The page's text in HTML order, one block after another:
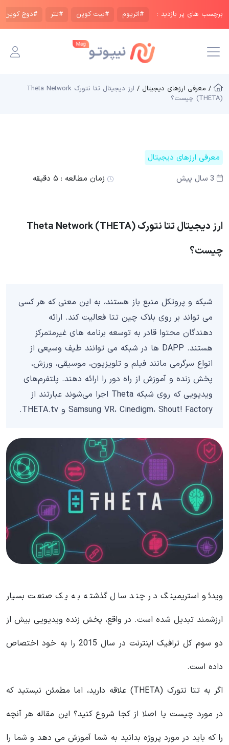
برچسب های پر بازدید : #اتریوم #بیت کوین #تتر #دوج کوین
/ معرفی ارزهای دیجیتال /
ارز دیجیتال تتا نتورک Theta Network
(THETA) چیست؟
معرفی ارزهای دیجیتال
3 سال پیش
زمان مطالعه : ۵ دقیقه
ارز دیجیتال تتا نتورک Theta Network (THETA)
چیست؟
شبکه و پروتکل منبع باز هستند، به این معنی که هر کسی
می تواند بر روی بلاک چین تتا فعالیت کند. ارائه
دهندگان محتوا قادر به توسعه برنامه های غیرمتمرکز
هستند. DAPP ها در شبکه می توانند طیف وسیعی از
انواع سرگرمی مانند فیلم و تلویزیون، موسیقی، ورزش،
پخش زنده و آموزش از راه دور را ارائه دهند. پلتفرم‌های
ویدیویی که روی شبکه Theta اجرا می‌شوند عبارتند از
Samsung VR، Cinedigm، Shout! Factory و THETA.tv.
ویدئو استریمینگ در چند سال گذشته به یک صنعت بسیار
ارزشمند تبدیل شده است. در واقع، پخش زنده ویدیویی بیش از
دو سوم کل ترافیک اینترنت در سال 2015 را به خود اختصاص
داده است.
اگر به تتا نتورک (THETA) علاقه دارید، اما مطمئن نیستید که
در مورد چیست یا اصلا از کجا شروع کنید؟ این مقاله هر آنچه
را که باید در مورد پروژه بدانید به شما آموزش می دهد و شما را